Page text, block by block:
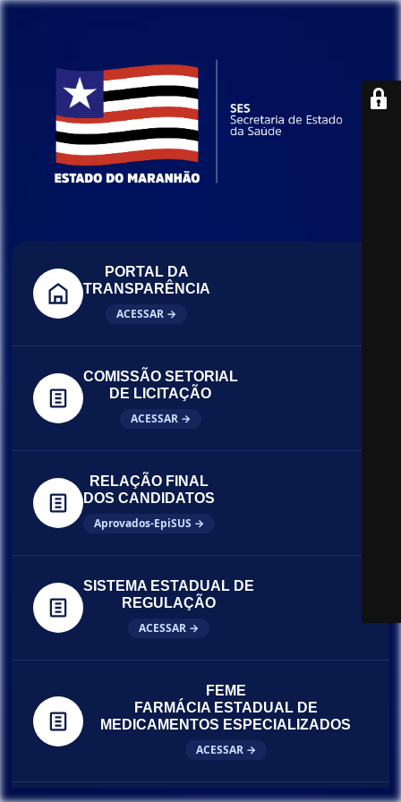
PORTAL DA
TRANSPARÊNCIA
ACESSAR →
COMISSÃO SETORIAL
DE LICITAÇÃO
ACESSAR →
RELAÇÃO FINAL
DOS CANDIDATOS
Aprovados-EpiSUS →
SISTEMA ESTADUAL DE
REGULAÇÃO
ACESSAR →
FEME
FARMÁCIA ESTADUAL DE
MEDICAMENTOS ESPECIALIZADOS
ACESSAR →